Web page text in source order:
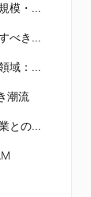
医師PF事業の戦略・事業方針 市場規模・TAM
医師PF事業の戦略・事業方針 着眼すべき潮流
医師PF事業の戦略・事業方針 新規領域：ClinPeerの開始
潮流
マーケティング支援事業 医師PF事業との事業シナジー